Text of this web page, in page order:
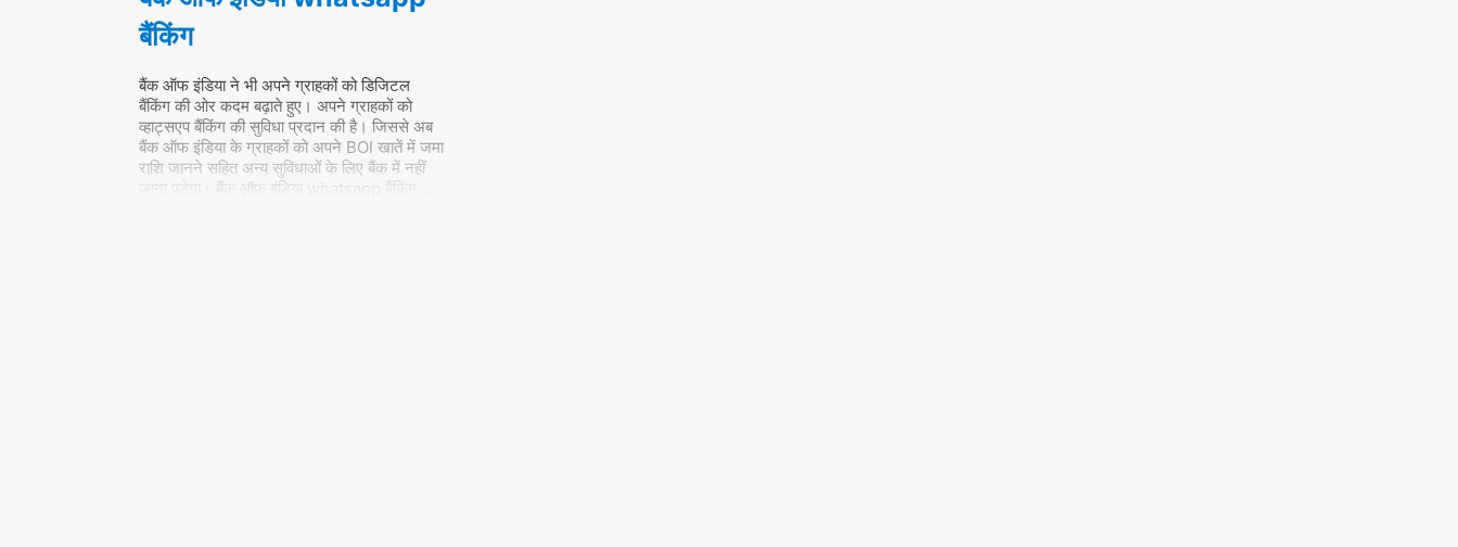
बैंकिंग
बैंक ऑफ इंडिया ने भी अपने ग्राहकों को डिजिटल
बैंकिंग की ओर कदम बढ़ाते हुए। अपने ग्राहकों को
व्हाट्सएप बैंकिंग की सुविधा प्रदान की है। जिससे अब
बैंक ऑफ इंडिया के ग्राहकों को अपने BOI खातें में जमा
राशि जानने सहित अन्य सुविधाओं के लिए बैंक में नहीं
जाना पड़ेगा। बैंक ऑफ इंडिया whatsapp बैंकिंग